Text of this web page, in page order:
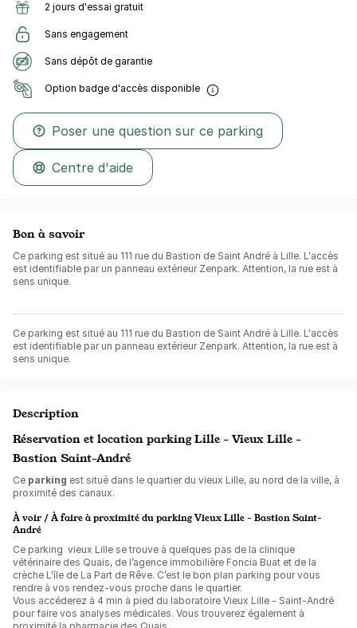
2 jours d'essai gratuit
Sans engagement
Sans dépôt de garantie
Option badge d'accès disponible
Poser une question sur ce parking
Centre d'aide
Bon à savoir
Ce parking est situé au 111 rue du Bastion de Saint André à Lille. L'accès
est identifiable par un panneau extérieur Zenpark. Attention, la rue est à
sens unique.
Ce parking est situé au 111 rue du Bastion de Saint André à Lille. L'accès
est identifiable par un panneau extérieur Zenpark. Attention, la rue est à
sens unique.
Description
Réservation et location parking Lille - Vieux Lille -
Bastion Saint-André
Ce parking est situé dans le quartier du vieux Lille, au nord de la ville, à
proximité des canaux.
À voir / À faire à proximité du parking Vieux Lille - Bastion Saint-
André
Ce parking vieux Lille se trouve à quelques pas de la clinique
vétérinaire des Quais, de l’agence immobilière Foncia Buat et de la
crèche L'île de La Part de Rêve. C’est le bon plan parking pour vous
rendre à vos rendez-vous proche dans le quartier.
Vous accéderez à 4 min à pied du laboratoire Vieux Lille - Saint-André
pour faire vos analyses médicales. Vous trouverez également à